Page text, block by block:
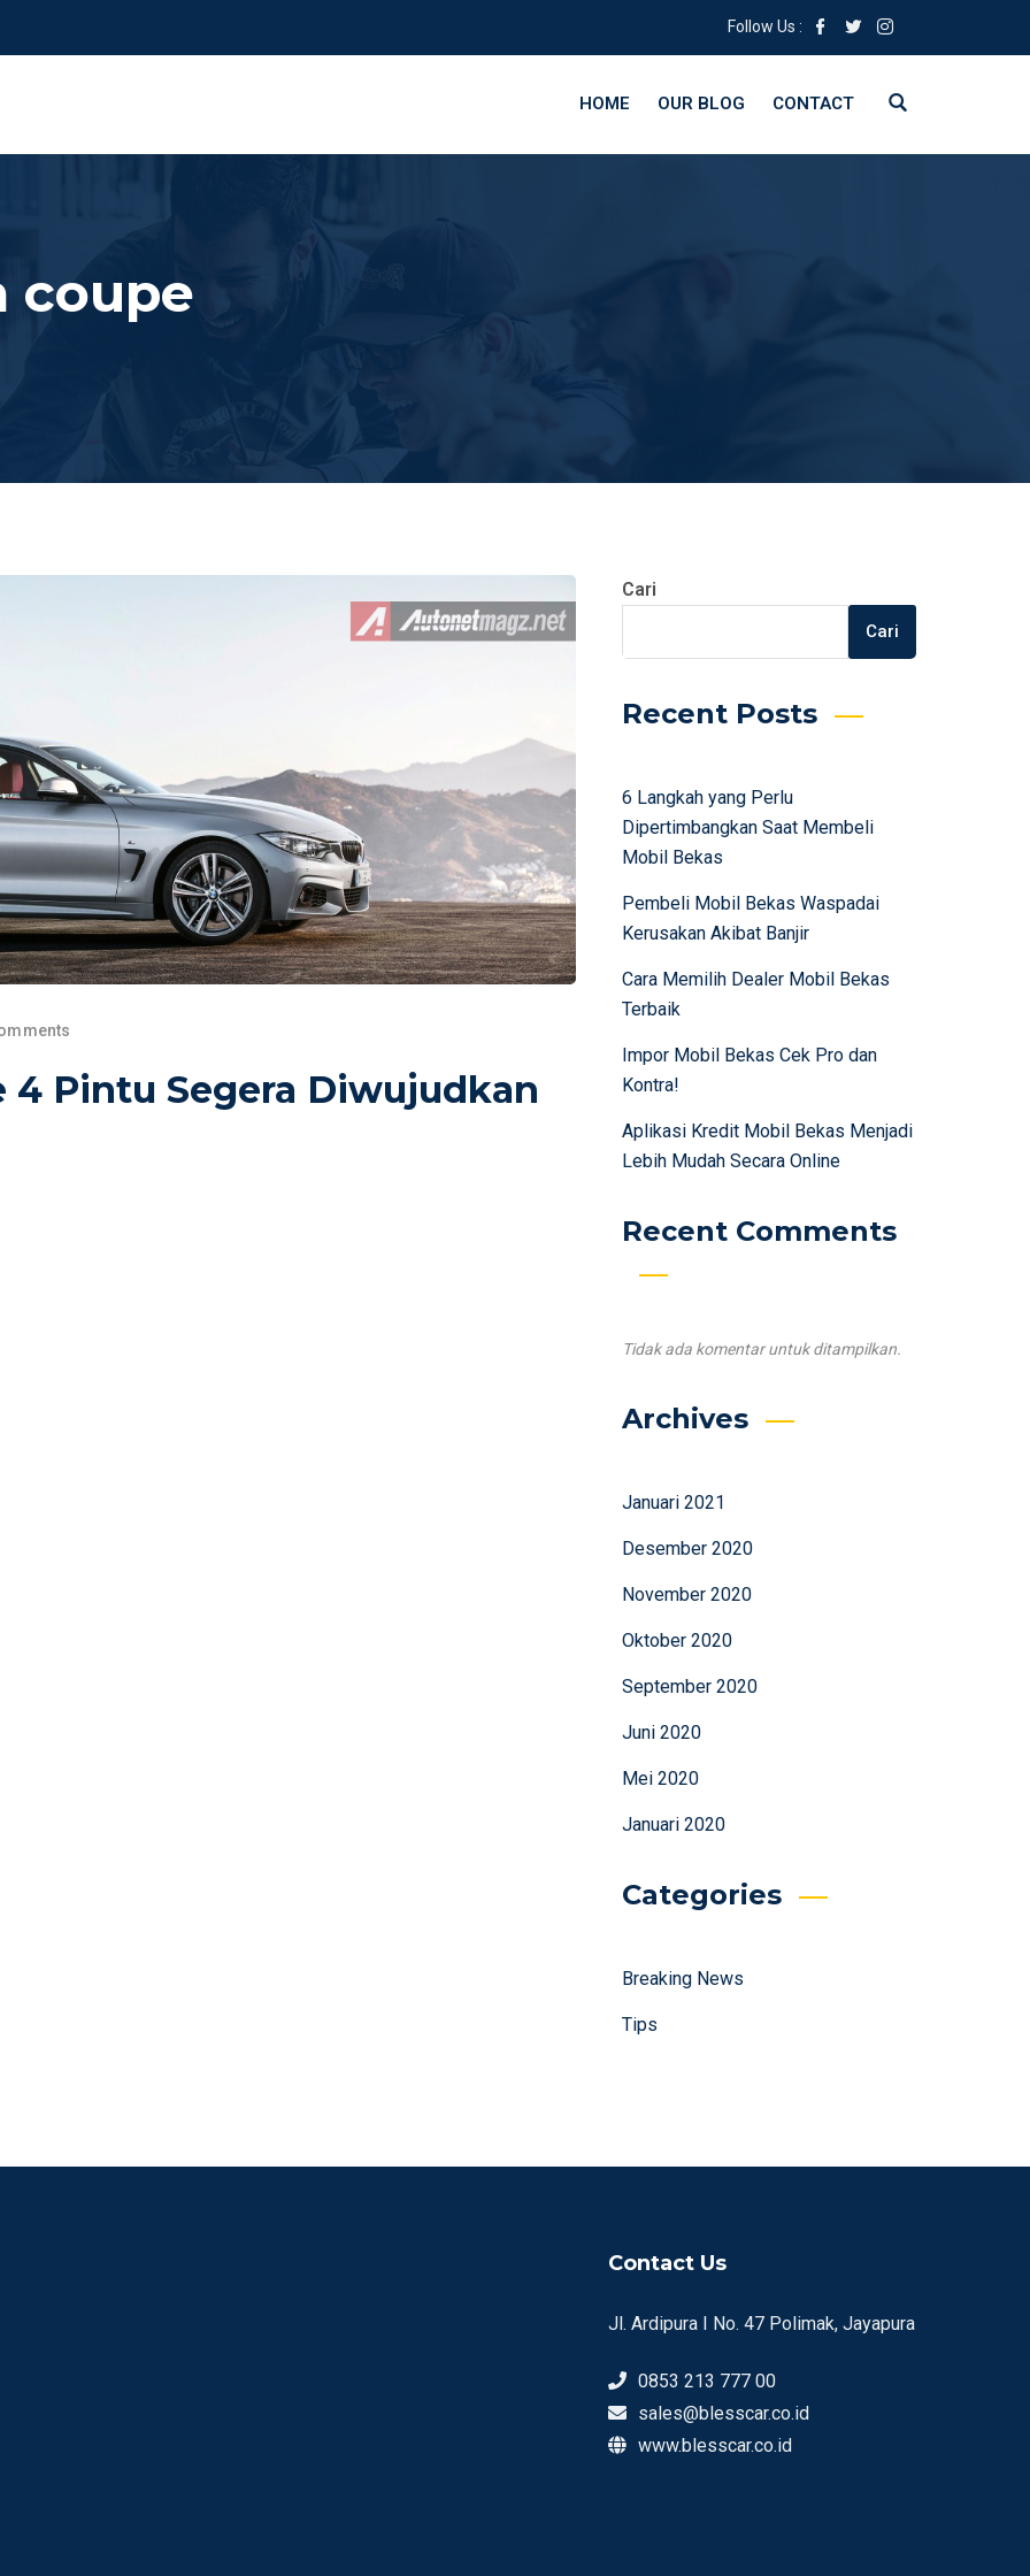
Follow Us :
HOME OUR BLOG CONTACT
coupe
4 Pintu Segera Diwujudkan
Cari
Cari
Recent Posts
6 Langkah yang Perlu
Dipertimbangkan Saat Membeli
Mobil Bekas
Pembeli Mobil Bekas Waspadai
Kerusakan Akibat Banjir
Cara Memilih Dealer Mobil Bekas
Terbaik
Impor Mobil Bekas Cek Pro dan
Kontra!
Aplikasi Kredit Mobil Bekas Menjadi
Lebih Mudah Secara Online
Recent Comments
Tidak ada komentar untuk ditampilkan.
Archives
Januari 2021
Desember 2020
November 2020
Oktober 2020
September 2020
Juni 2020
Mei 2020
Januari 2020
Categories
Breaking News
Tips
Contact Us
Jl. Ardipura I No. 47 Polimak, Jayapura
0853 213 777 00
sales@blesscar.co.id
www.blesscar.co.id